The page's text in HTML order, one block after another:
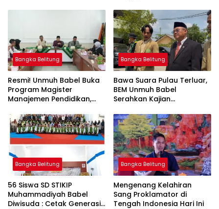
Berkarakter
Bangka Belitung
Resmi! Unmuh Babel Buka
Program Magister
Manajemen Pendidikan,
Bangka Belitung
Bangka Belitung
‎Bawa Suara Pulau Terluar,
BEM Unmuh Babel
Serahkan Kajian
Menteri Abdul Mu’ti
Bangka Belitung
‎56 Siswa SD STIKIP
Muhammadiyah Babel
Diwisuda : Cetak Generasi
Bangka Belitung
‎Mengenang Kelahiran
Sang Proklamator di